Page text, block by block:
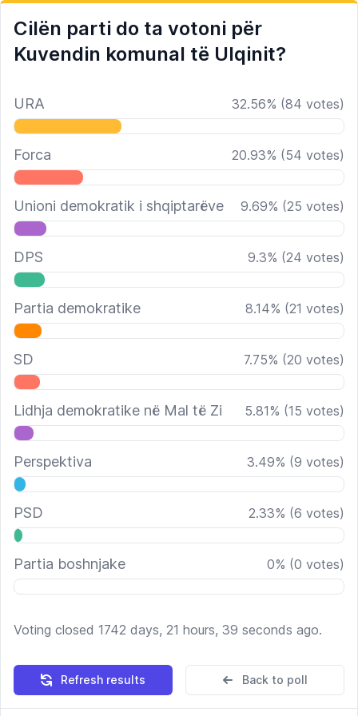
Cilën parti do ta votoni për
Kuvendin komunal të Ulqinit?
URA 32.56% (84 votes)
Forca 20.93% (54 votes)
Unioni demokratik i shqiptarëve 9.69% (25 votes)
DPS 9.3% (24 votes)
Partia demokratike 8.14% (21 votes)
SD 7.75% (20 votes)
Lidhja demokratike në Mal të Zi 5.81% (15 votes)
Perspektiva 3.49% (9 votes)
PSD 2.33% (6 votes)
Partia boshnjake 0% (0 votes)
Voting closed 1742 days, 21 hours, 39 seconds ago.
Refresh results Back to poll